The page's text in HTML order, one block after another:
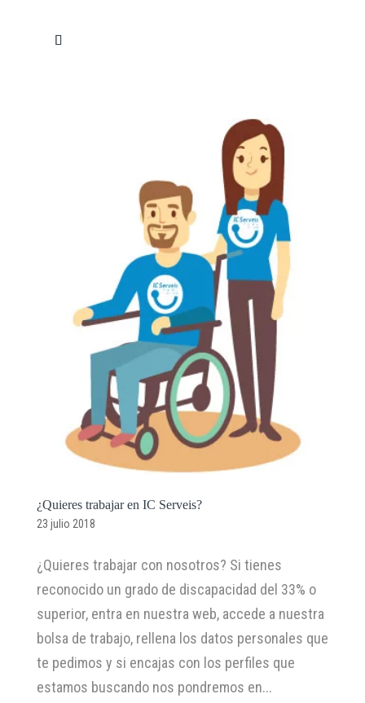
¿Quieres trabajar en IC Serveis?
23 julio 2018
¿Quieres trabajar con nosotros? Si tienes
reconocido un grado de discapacidad del 33% o
superior, entra en nuestra web, accede a nuestra
bolsa de trabajo, rellena los datos personales que
te pedimos y si encajas con los perfiles que
estamos buscando nos pondremos en...